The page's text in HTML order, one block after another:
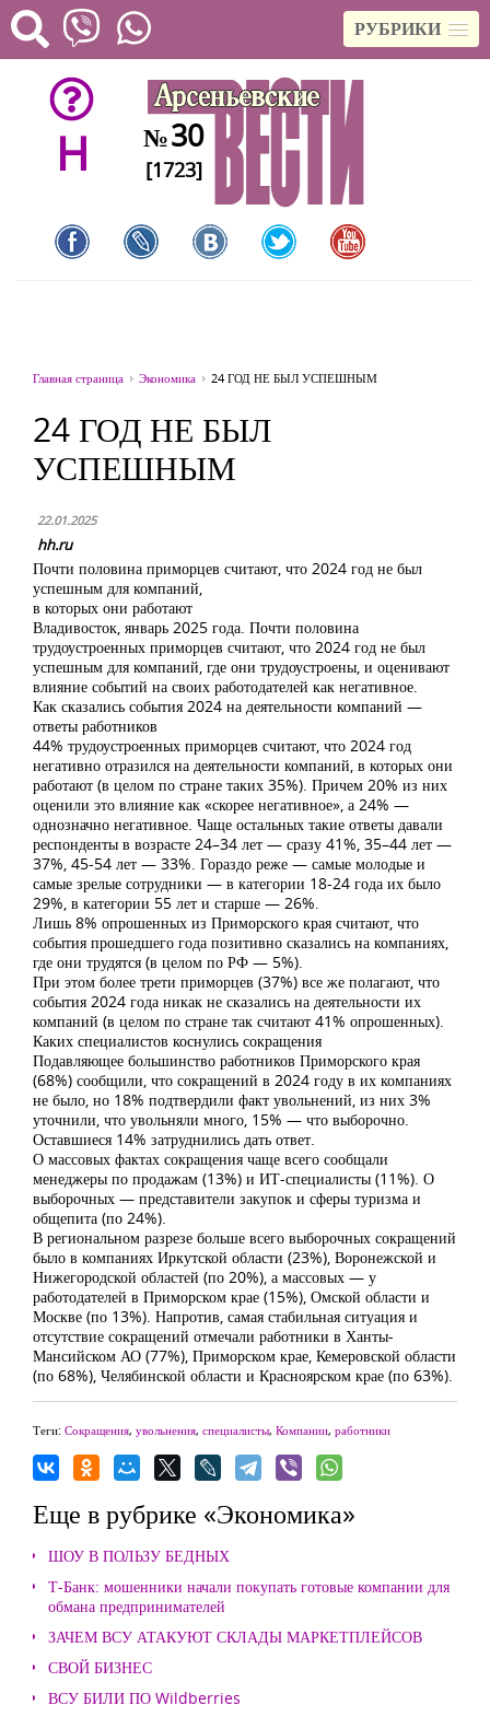
РУБРИКИ
H №30
[1723]
Главная страница Экономика 24 ГОД НЕ БЫЛ УСПЕШНЫМ
24 ГОД НЕ БЫЛ
УСПЕШНЫМ
22.01.2025
hh.ru
Почти половина приморцев считают, что 2024 год не был
успешным для компаний,
в которых они работают
Владивосток, январь 2025 года. Почти половина
трудоустроенных приморцев считают, что 2024 год не был
успешным для компаний, где они трудоустроены, и оценивают
влияние событий на своих работодателей как негативное.
Как сказались события 2024 на деятельности компаний —
ответы работников
44% трудоустроенных приморцев считают, что 2024 год
негативно отразился на деятельности компаний, в которых они
работают (в целом по стране таких 35%). Причем 20% из них
оценили это влияние как «скорее негативное», а 24% —
однозначно негативное. Чаще остальных такие ответы давали
респонденты в возрасте 24–34 лет — сразу 41%, 35–44 лет —
37%, 45-54 лет — 33%. Гораздо реже — самые молодые и
самые зрелые сотрудники — в категории 18-24 года их было
29%, в категории 55 лет и старше — 26%.
Лишь 8% опрошенных из Приморского края считают, что
события прошедшего года позитивно сказались на компаниях,
где они трудятся (в целом по РФ — 5%).
При этом более трети приморцев (37%) все же полагают, что
события 2024 года никак не сказались на деятельности их
компаний (в целом по стране так считают 41% опрошенных).
Каких специалистов коснулись сокращения
Подавляющее большинство работников Приморского края
(68%) сообщили, что сокращений в 2024 году в их компаниях
не было, но 18% подтвердили факт увольнений, из них 3%
уточнили, что увольняли много, 15% — что выборочно.
Оставшиеся 14% затруднились дать ответ.
О массовых фактах сокращения чаще всего сообщали
менеджеры по продажам (13%) и ИТ-специалисты (11%). О
выборочных — представители закупок и сферы туризма и
общепита (по 24%).
В региональном разрезе больше всего выборочных сокращений
было в компаниях Иркутской области (23%), Воронежской и
Нижегородской областей (по 20%), а массовых — у
работодателей в Приморском крае (15%), Омской области и
Москве (по 13%). Напротив, самая стабильная ситуация и
отсутствие сокращений отмечали работники в Ханты-
Мансийском АО (77%), Приморском крае, Кемеровской области
(по 68%), Челябинской области и Красноярском крае (по 63%).
Теги: Сокращения, увольнения, специалисты, Компании, работники
Еще в рубрике «Экономика»
ШОУ В ПОЛЬЗУ БЕДНЫХ
Т-Банк: мошенники начали покупать готовые компании для
обмана предпринимателей
ЗАЧЕМ ВСУ АТАКУЮТ СКЛАДЫ МАРКЕТПЛЕЙСОВ
СВОЙ БИЗНЕС
ВСУ БИЛИ ПО Wildberries